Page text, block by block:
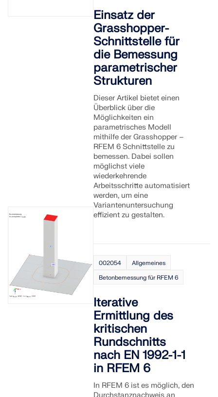
Einsatz der
Grasshopper-
Schnittstelle für
die Bemessung
parametrischer
Strukturen
Dieser Artikel bietet einen
Überblick über die
Möglichkeiten ein
parametrisches Modell
mithilfe der Grasshopper –
RFEM 6 Schnittstelle zu
bemessen. Dabei sollen
möglichst viele
wiederkehrende
Arbeitsschritte automatisiert
werden, um eine
Variantenuntersuchung
effizient zu gestalten.
002054
Allgemeines
Betonbemessung für RFEM 6
Iterative
Ermittlung des
kritischen
Rundschnitts
nach EN 1992-1-1
in RFEM 6
In RFEM 6 ist es möglich, den